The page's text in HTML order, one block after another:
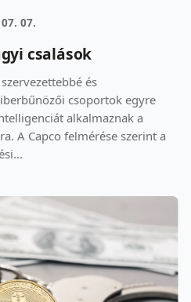
07.
csalások
és
csoportok egyre
alkalmaznak a
A Capco felmérése szerint a